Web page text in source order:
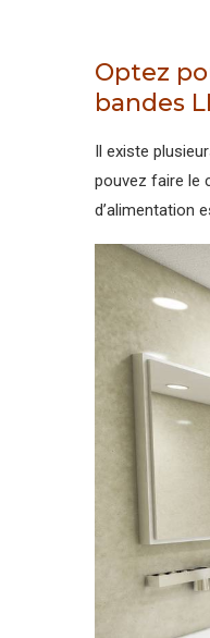
Optez
bandes
Il existe
pouvez faire le
d’alimentation